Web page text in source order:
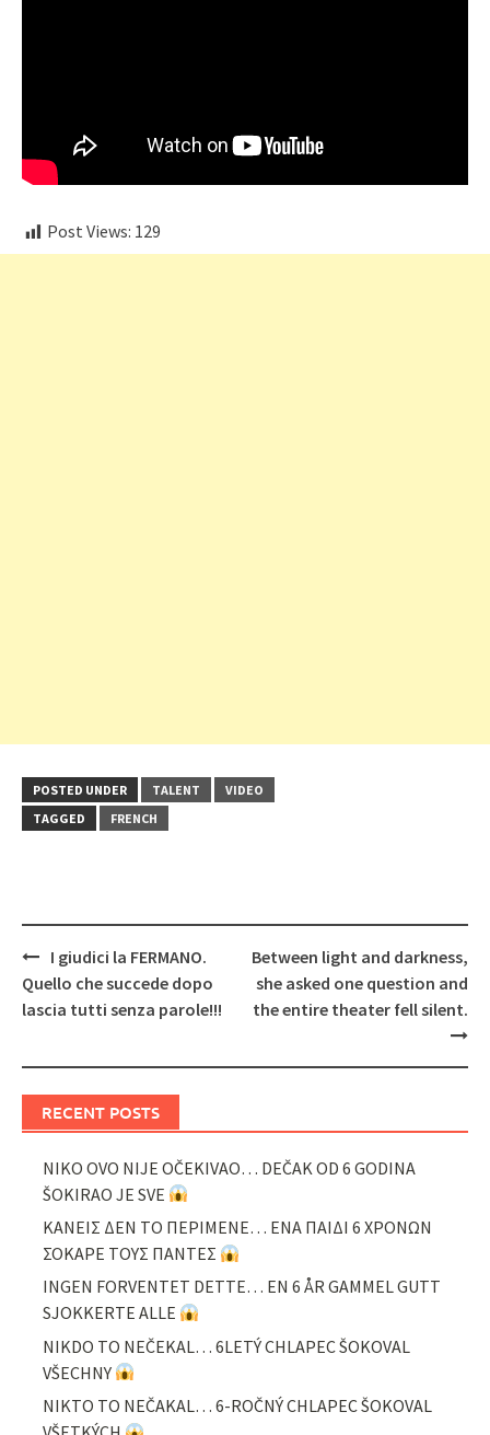
Post Views: 129
POSTED UNDER TALENT
VIDEO
TAGGED
FRENCH
Post
navigation
I giudici la FERMANO.
Quello che succede dopo
lascia tutti senza parole!!!
Between light and darkness,
she asked one question and
the entire theater fell silent.
RECENT POSTS
NIKO OVO NIJE OČEKIVAO… DEČAK OD 6 GODINA
ŠOKIRAO JE SVE
ΚΑΝΕΙΣ ΔΕΝ ΤΟ ΠΕΡΙΜΕΝΕ… ΕΝΑ ΠΑΙΔΙ 6 ΧΡΟΝΩΝ
ΣΟΚΑΡΕ ΤΟΥΣ ΠΑΝΤΕΣ
INGEN FORVENTET DETTE… EN 6 ÅR GAMMEL GUTT
SJOKKERTE ALLE
NIKDO TO NEČEKAL… 6LETÝ CHLAPEC ŠOKOVAL
VŠECHNY
NIKTO TO NEČAKAL… 6-ROČNÝ CHLAPEC ŠOKOVAL